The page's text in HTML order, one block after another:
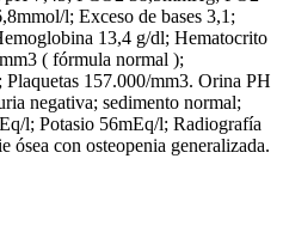
l; Exceso de bases 3,1;
13,4 g/dl; Hematocrito
( fórmula normal );
157.000/mm3. Orina PH
negativa; sedimento normal;
l; Potasio 56mEq/l; Radiografía
ósea con osteopenia generalizada.